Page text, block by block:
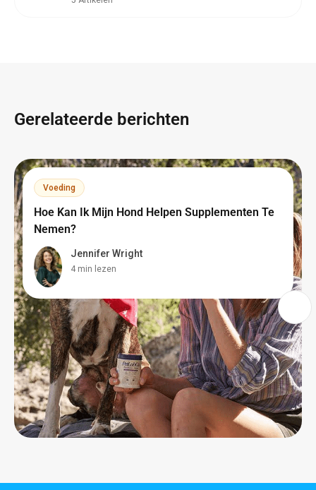
Gerelateerde berichten
Voeding
Hoe Kan Ik Mijn Hond Helpen Supplementen Te
Nemen?
Jennifer Wright
4 min lezen